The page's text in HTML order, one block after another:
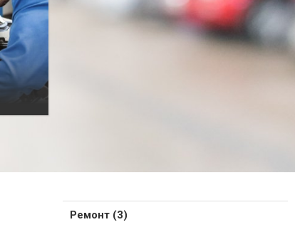
Ремонт (3)